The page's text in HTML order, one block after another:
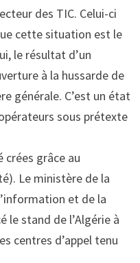
des TIC. Celui-ci
cette situation est le
le résultat d’un
à la hussarde de
générale. C’est un état
sous prétexte
crées grâce au
Le ministère de la
et de la
le stand de l’Algérie à
centres d’appel tenu